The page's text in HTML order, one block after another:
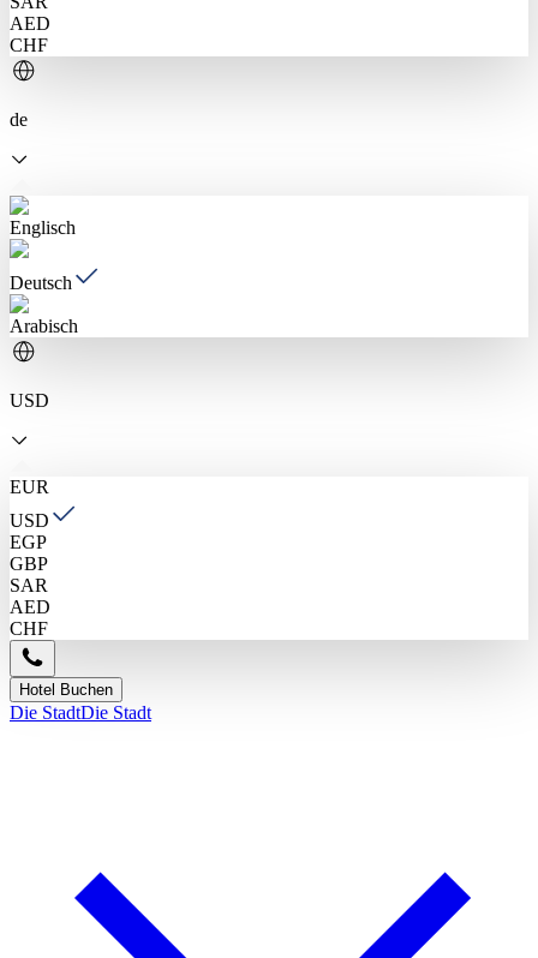
AED
CHF
de
Englisch
Deutsch
Arabisch
USD
EUR
USD
EGP
GBP
SAR
AED
CHF
Hotel Buchen
Die StadtDie Stadt